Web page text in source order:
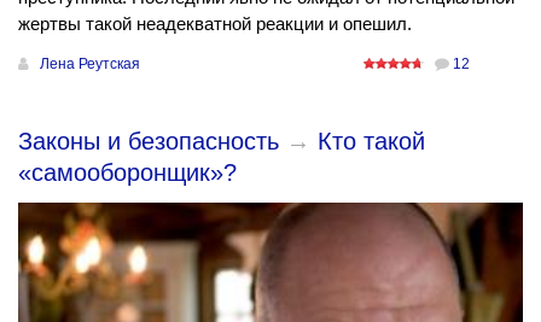
жертвы такой неадекватной реакции и опешил.
Лена Реутская 12
Законы и безопасность → Кто такой
«самооборонщик»?